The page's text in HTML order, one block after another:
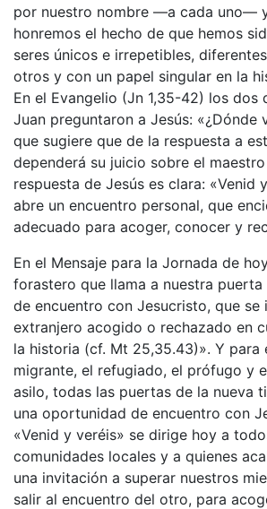
por nuestro nombre —a cada uno—
honremos el hecho de que hemos
seres únicos e irrepetibles,
otros y con un papel singular en la
En el Evangelio (Jn 1,35-42) los dos
Juan preguntaron a Jesús: «¿Dónde
que sugiere que de la respuesta a
dependerá su juicio sobre el
respuesta de Jesús es clara: «Venid
abre un encuentro personal, que
adecuado para acoger, conocer y
En el Mensaje para la Jornada de
forastero que llama a nuestra puerta
de encuentro con Jesucristo, que se
extranjero acogido o rechazado en
la historia (cf. Mt 25,35.43)». Y para
migrante, el refugiado, el prófugo y
asilo, todas las puertas de la nueva
una oportunidad de encuentro con
«Venid y veréis» se dirige hoy a
comunidades locales y a quienes
una invitación a superar nuestros
salir al encuentro del otro, para